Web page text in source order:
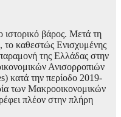
ιστορικό βάρος. Μετά τη
καθεστώς Ενισχυμένης
της Ελλάδας στην
Ανισορροπιών
κατά την περίοδο 2019-
των Μακροοικονομικών
πλέον στην πλήρη